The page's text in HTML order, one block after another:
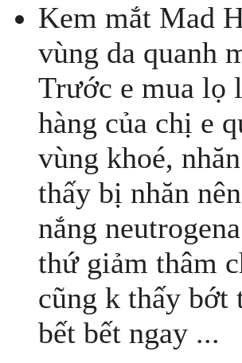
Kem mắt Mad
vùng da quanh
Trước e mua lọ
hàng của chị e
vùng khoé,
thấy bị nhăn
nắng
thứ giảm thâm
cũng k thấy bớt
bết bết ngay ...